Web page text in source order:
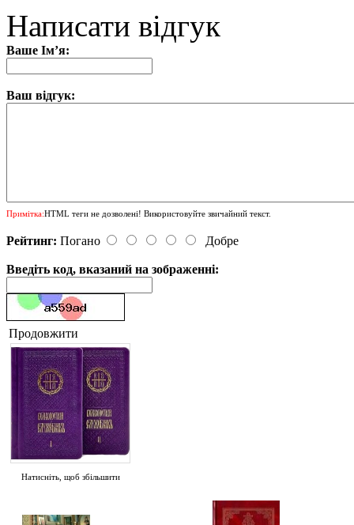
Написати відгук
Ваше Ім’я:
Ваш відгук:
Примітка:HTML теги не дозволені! Використовуйте звичайний текст.
Рейтинг: Погано Добре
Введіть код, вказаний на зображенні:
Продовжити
Натисніть, щоб збільшити